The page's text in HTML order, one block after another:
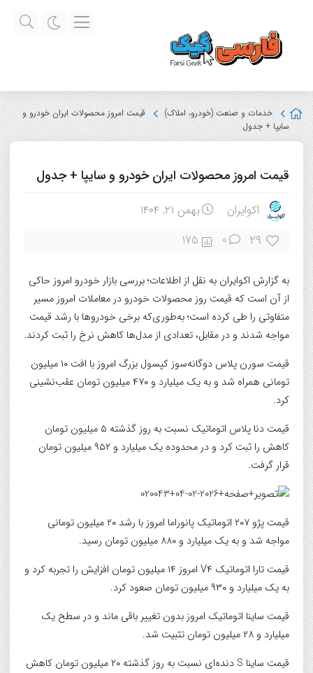
خدمات و صنعت (خودرو، املاک)
قیمت امروز محصولات ایران خودرو و
سایپا + جدول
قیمت امروز محصولات ایران خودرو و سایپا + جدول
اکوایران بهمن ۲۱, ۱۴۰۴
29
0
175
به گزارش اکوایران به نقل از اطلاعات؛ بررسی بازار خودرو امروز حاکی
از آن است که قیمت روز محصولات خودرو در معاملات امروز مسیر
متفاوتی را طی کرده است؛ به‌طوری‌که برخی خودروها با رشد قیمت
مواجه شدند و در مقابل، تعدادی از مدل‌ها کاهش نرخ را ثبت کردند.
قیمت سورن پلاس دوگانه‌سوز کپسول بزرگ امروز با افت ۱۰ میلیون
تومانی همراه شد و به یک میلیارد و ۴۷۰ میلیون تومان عقب‌نشینی
کرد.
قیمت دنا پلاس اتوماتیک نسبت به روز گذشته ۵ میلیون تومان
کاهش را ثبت کرد و در محدوده یک میلیارد و ۹۵۲ میلیون تومان
قرار گرفت.
قیمت پژو ۲۰۷ اتوماتیک پانوراما امروز با رشد ۲۰ میلیون تومانی
مواجه شد و به یک میلیارد و ۸۸۰ میلیون تومان رسید.
قیمت تارا اتوماتیک V۴ امروز ۱۴ میلیون تومان افزایش را تجربه کرد و
به یک میلیارد و ۹۳۰ میلیون تومان صعود کرد.
قیمت ساینا اتوماتیک امروز بدون تغییر باقی ماند و در سطح یک
میلیارد و ۲۸ میلیون تومان تثبیت شد.
قیمت ساینا S دنده‌ای نسبت به روز گذشته ۲۰ میلیون تومان کاهش